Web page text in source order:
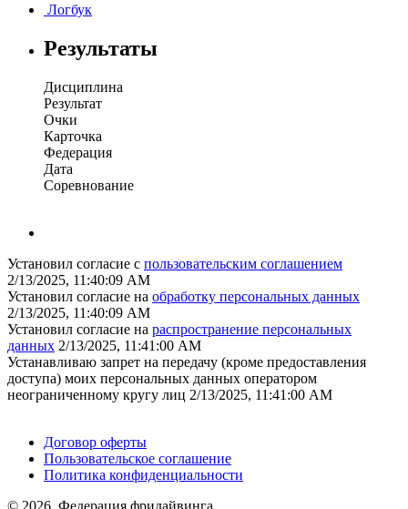
Логбук
Результаты
Дисциплина
Результат
Очки
Карточка
Федерация
Дата
Соревнование
Установил согласие с пользовательским соглашением
2/13/2025, 11:40:09 AM
Установил согласие на обработку персональных данных
2/13/2025, 11:40:09 AM
Установил согласие на распространение персональных
данных 2/13/2025, 11:41:00 AM
Устанавливаю запрет на передачу (кроме предоставления
доступа) моих персональных данных оператором
неограниченному кругу лиц 2/13/2025, 11:41:00 AM
Договор оферты
Пользовательское соглашение
Политика конфиденциальности
© 2026, Федерация фридайвинга